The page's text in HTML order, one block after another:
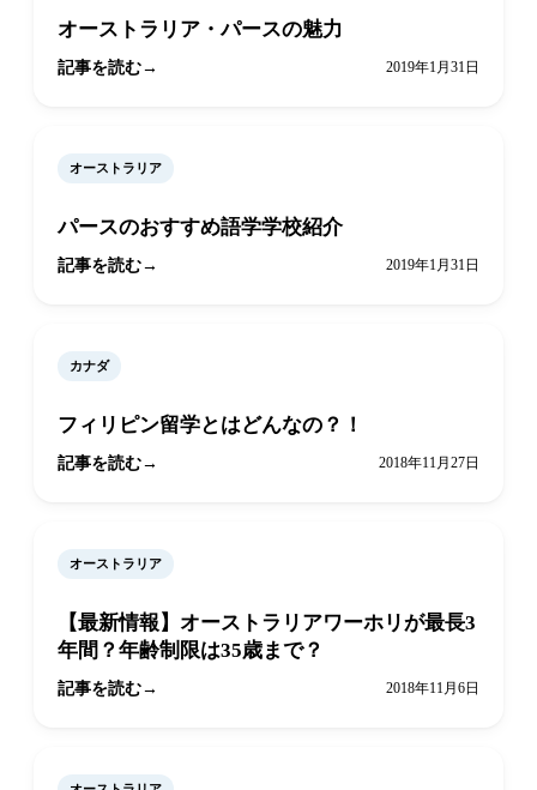
オーストラリア・パースの魅力
記事を読む 2019年1月31日
オーストラリア
パースのおすすめ語学学校紹介
記事を読む 2019年1月31日
カナダ
フィリピン留学とはどんなの？！
記事を読む 2018年11月27日
オーストラリア
【最新情報】オーストラリアワーホリが最長3
年間？年齢制限は35歳まで？
記事を読む 2018年11月6日